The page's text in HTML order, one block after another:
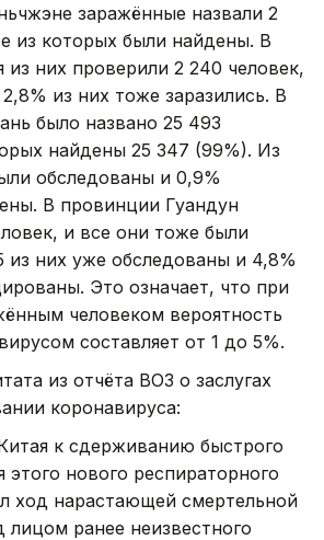
заражённые назвали 2
из которых были найдены. В
из них проверили 2 240 человек,
из них тоже заразились. В
было названо 25 493
найдены 25 347 (99%). Из
обследованы и 0,9%
В провинции Гуандун
и все они тоже были
них уже обследованы и 4,8%
Это означает, что при
человеком вероятность
составляет от 1 до 5%.
из отчёта ВОЗ о заслугах
коронавируса:
к сдерживанию быстрого
этого нового респираторного
ход нарастающей смертельной
ранее неизвестного